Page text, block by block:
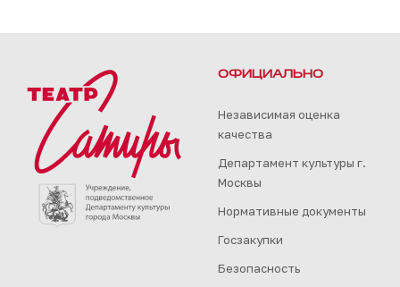
ОФИЦИАЛЬНО
Независимая оценка
качества
Департамент культуры г.
Москвы
Нормативные документы
Госзакупки
Безопасность